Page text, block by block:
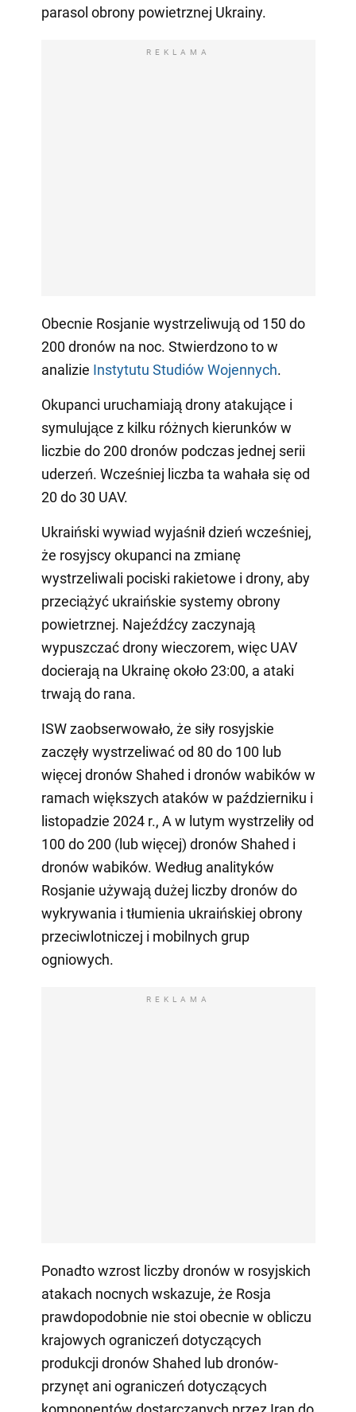
parasol obrony powietrznej Ukrainy.
REKLAMA
Obecnie Rosjanie wystrzeliwują od 150 do
200 dronów na noc. Stwierdzono to w
analizie Instytutu Studiów Wojennych.
Okupanci uruchamiają drony atakujące i
symulujące z kilku różnych kierunków w
liczbie do 200 dronów podczas jednej serii
uderzeń. Wcześniej liczba ta wahała się od
20 do 30 UAV.
Ukraiński wywiad wyjaśnił dzień wcześniej,
że rosyjscy okupanci na zmianę
wystrzeliwali pociski rakietowe i drony, aby
przeciążyć ukraińskie systemy obrony
powietrznej. Najeźdźcy zaczynają
wypuszczać drony wieczorem, więc UAV
docierają na Ukrainę około 23:00, a ataki
trwają do rana.
ISW zaobserwowało, że siły rosyjskie
zaczęły wystrzeliwać od 80 do 100 lub
więcej dronów Shahed i dronów wabików w
ramach większych ataków w październiku i
listopadzie 2024 r., A w lutym wystrzeliły od
100 do 200 (lub więcej) dronów Shahed i
dronów wabików. Według analityków
Rosjanie używają dużej liczby dronów do
wykrywania i tłumienia ukraińskiej obrony
przeciwlotniczej i mobilnych grup
ogniowych.
REKLAMA
Ponadto wzrost liczby dronów w rosyjskich
atakach nocnych wskazuje, że Rosja
prawdopodobnie nie stoi obecnie w obliczu
krajowych ograniczeń dotyczących
produkcji dronów Shahed lub dronów-
przynęt ani ograniczeń dotyczących